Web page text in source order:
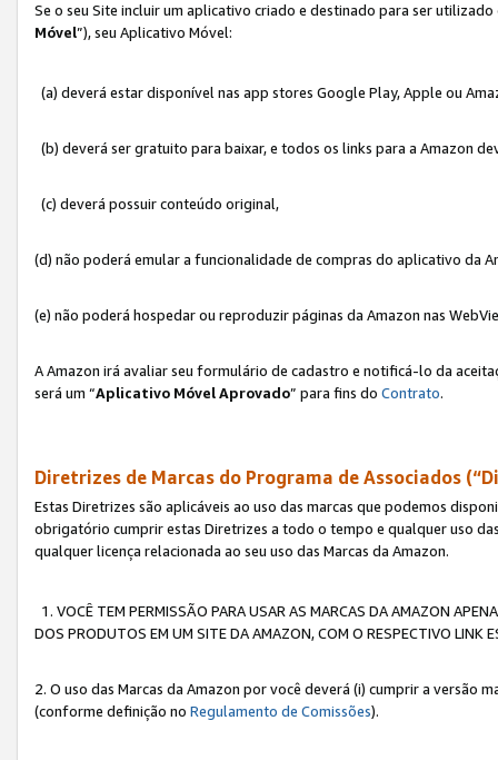
Se o seu Site incluir um aplicativo criado e destinado para ser
Móvel”), seu Aplicativo Móvel:
(a) deverá estar disponível nas app stores Google Play, Apple ou
(b) deverá ser gratuito para baixar, e todos os links para a Amazon
(c) deverá possuir conteúdo original,
(d) não poderá emular a funcionalidade de compras do aplicativo da
(e) não poderá hospedar ou reproduzir páginas da Amazon nas
A Amazon irá avaliar seu formulário de cadastro e notificá-lo da
será um “Aplicativo Móvel Aprovado” para fins do Contrato.
Diretrizes de Marcas do Programa de Associados
Estas Diretrizes são aplicáveis ao uso das marcas que podemos
obrigatório cumprir estas Diretrizes a todo o tempo e qualquer uso
qualquer licença relacionada ao seu uso das Marcas da Amazon.
1. VOCÊ TEM PERMISSÃO PARA USAR AS MARCAS DA AMAZON
DOS PRODUTOS EM UM SITE DA AMAZON, COM O RESPECTIVO LINK
2. O uso das Marcas da Amazon por você deverá (i) cumprir a versão
(conforme definição no Regulamento de Comissões).